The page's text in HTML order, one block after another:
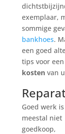
exemplaar,
sommige
bankhoes.
een goed
tips voor
kostenvan
Goed werk is
meestal niet
goedkoop,